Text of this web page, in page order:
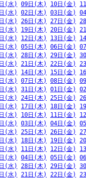
(水) 09日(木) 10日(金)
(水) 02日(木) 03日(金)
(水) 26日(木) 27日(金)
(水) 19日(木) 20日(金)
(水) 12日(木) 13日(金)
(水) 05日(木) 06日(金)
(水) 28日(木) 29日(金)
(水) 21日(木) 22日(金)
(水) 14日(木) 15日(金)
(水) 07日(木) 08日(金)
(水) 31日(木) 01日(金)
(水) 24日(木) 25日(金)
(水) 17日(木) 18日(金)
(水) 10日(木) 11日(金)
(水) 03日(木) 04日(金)
(水) 25日(木) 26日(金)
(水) 18日(木) 19日(金)
(水) 11日(木) 12日(金)
(水) 04日(木) 05日(金)
(水) 28日(木) 29日(金)
(水) 21日(木) 22日(金)